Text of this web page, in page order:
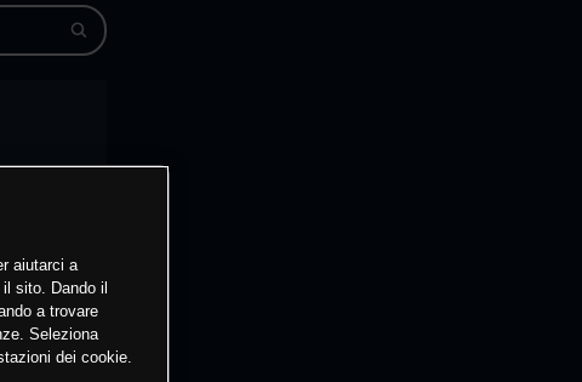
aiutarci a
sito. Dando il
a trovare
Seleziona
dei cookie.